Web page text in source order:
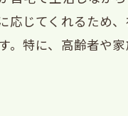
じてくれるため、
特に、高齢者や